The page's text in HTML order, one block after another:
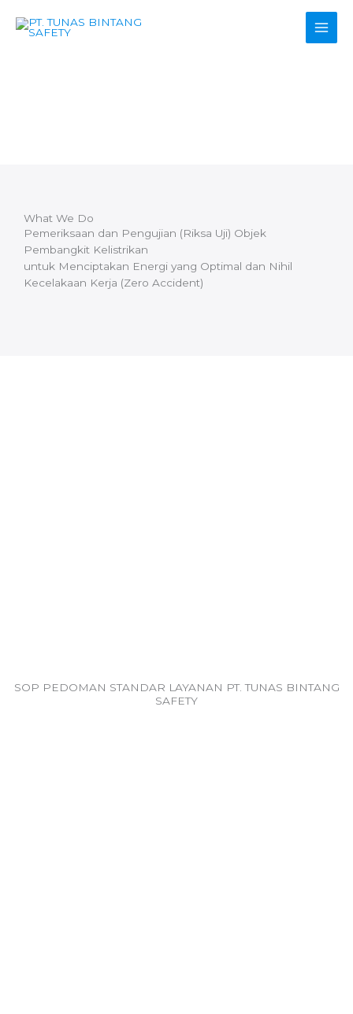
content
What We Do
Pemeriksaan dan Pengujian (Riksa Uji) Objek
Pembangkit Kelistrikan
untuk Menciptakan Energi yang Optimal dan Nihil
Kecelakaan Kerja (Zero Accident)
SOP PEDOMAN STANDAR LAYANAN PT. TUNAS BINTANG
SAFETY